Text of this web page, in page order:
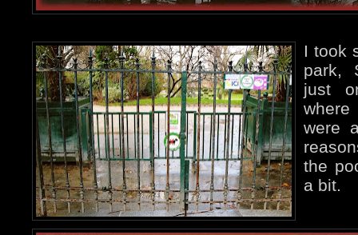
I took
park,
just
were
the
a bit.